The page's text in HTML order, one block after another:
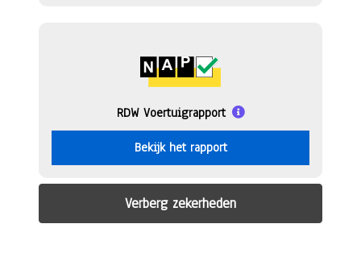
RDW Voertuigrapport
Bekijk het rapport
Verberg zekerheden